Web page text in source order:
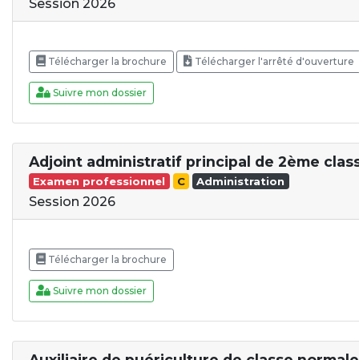
Session 2026
Télécharger la brochure Télécharger l'arrêté d'ouverture
Suivre mon dossier
Adjoint administratif principal de 2ème
Examen professionnel C Administration
Session 2026
Télécharger la brochure
Suivre mon dossier